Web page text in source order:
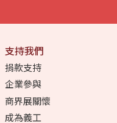
支持我們
捐款支持
企業參與
商界展關懷
成為義工